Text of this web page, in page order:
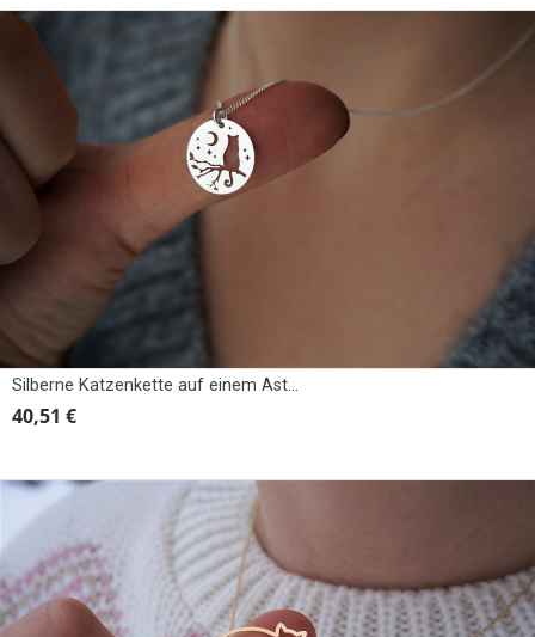
Silberne Katzenkette auf einem Ast bei Nacht
40,51 €